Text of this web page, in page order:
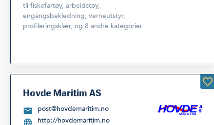
til fiskefartøy, arbeidstøy,
engangsbekledning, verneutstyr,
profileringsklær, og 8 andre kategorier
Hovde Maritim AS
post@hovdemaritim.no
http://hovdemaritim.no